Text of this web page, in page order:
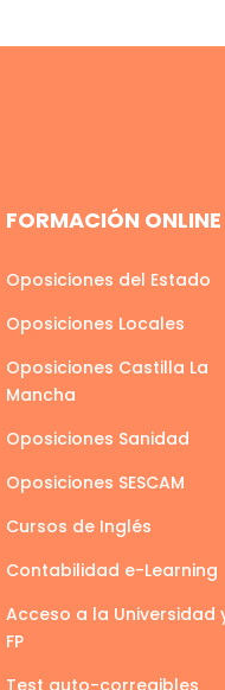
FORMACIÓN ONLINE
Oposiciones del Estado
Oposiciones Locales
Oposiciones Castilla La
Mancha
Oposiciones Sanidad
Oposiciones SESCAM
Cursos de Inglés
Contabilidad e-Learning
Acceso a la Universidad
FP